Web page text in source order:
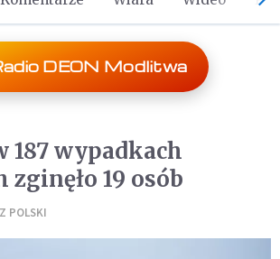
DEON Modlitwa
187 wypadkach
19 osób
POLSKI